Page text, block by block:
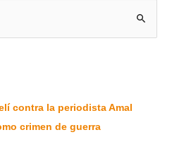
contra la periodista Amal
crimen de guerra